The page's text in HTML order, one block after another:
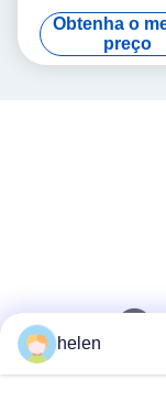
alcance de
km-2 km 8
banda Anti Drone
Obtenha o
preço
helen